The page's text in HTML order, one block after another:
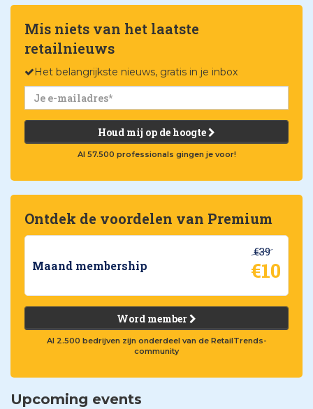
Mis niets van het laatste
retailnieuws
Het belangrijkste nieuws, gratis in je inbox
Houd mij op de hoogte
Al 57.500 professionals gingen je voor!
Ontdek de voordelen van Premium
Maand membership
€39
€10
Word member
Al 2.500 bedrijven zijn onderdeel van de RetailTrends-
community
Upcoming events